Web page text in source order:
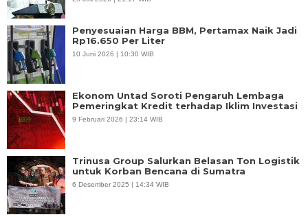
Penyesuaian Harga BBM, Pertamax Naik Jadi
Rp16.650 Per Liter
10 Juni 2026 | 10:30 WIB
Ekonom Untad Soroti Pengaruh Lembaga
Pemeringkat Kredit terhadap Iklim Investasi
9 Februari 2026 | 23:14 WIB
Trinusa Group Salurkan Belasan Ton Logistik
untuk Korban Bencana di Sumatra
6 Desember 2025 | 14:34 WIB